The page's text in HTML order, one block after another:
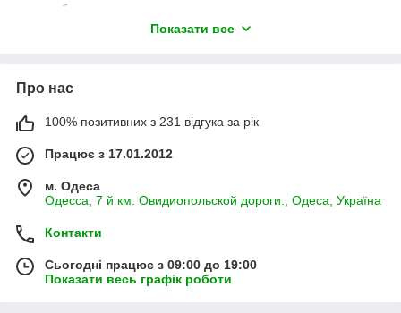
забруднень;
щоденного використання.
Якщо домашні улюбленці люблять відпочивати в кріслі,
самі меблі.
Варто враховувати, що тканина
не є матеріалом
«антикіготь». Якщо кіт любить точити кігті об крісло, на
поверхні матеріалу можуть з'явитися затяжки.
Догляд за виробом
Показати все
Про нас
100% позитивних з 231 відгука за рік
Працює з 17.01.2012
м. Одеса
Одесса, 7 й км. Овидиопольской дороги., Одеса, Україна
Контакти
Сьогодні працює з 09:00 до 19:00
Показати весь графік роботи